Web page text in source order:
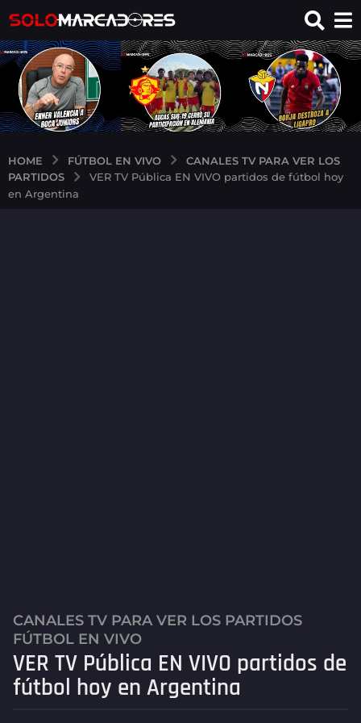
HOME FÚTBOL EN VIVO
CANALES TV PARA VER LOS
PARTIDOS
VER TV Pública EN VIVO partidos de fútbol hoy
en Argentina
5
a
ñ
o
s
CANALES TV PARA VER LOS PARTIDOS
FÚTBOL EN VIVO
VER TV Pública EN VIVO partidos de
fútbol hoy en Argentina